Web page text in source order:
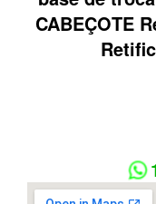
CABEÇOTE